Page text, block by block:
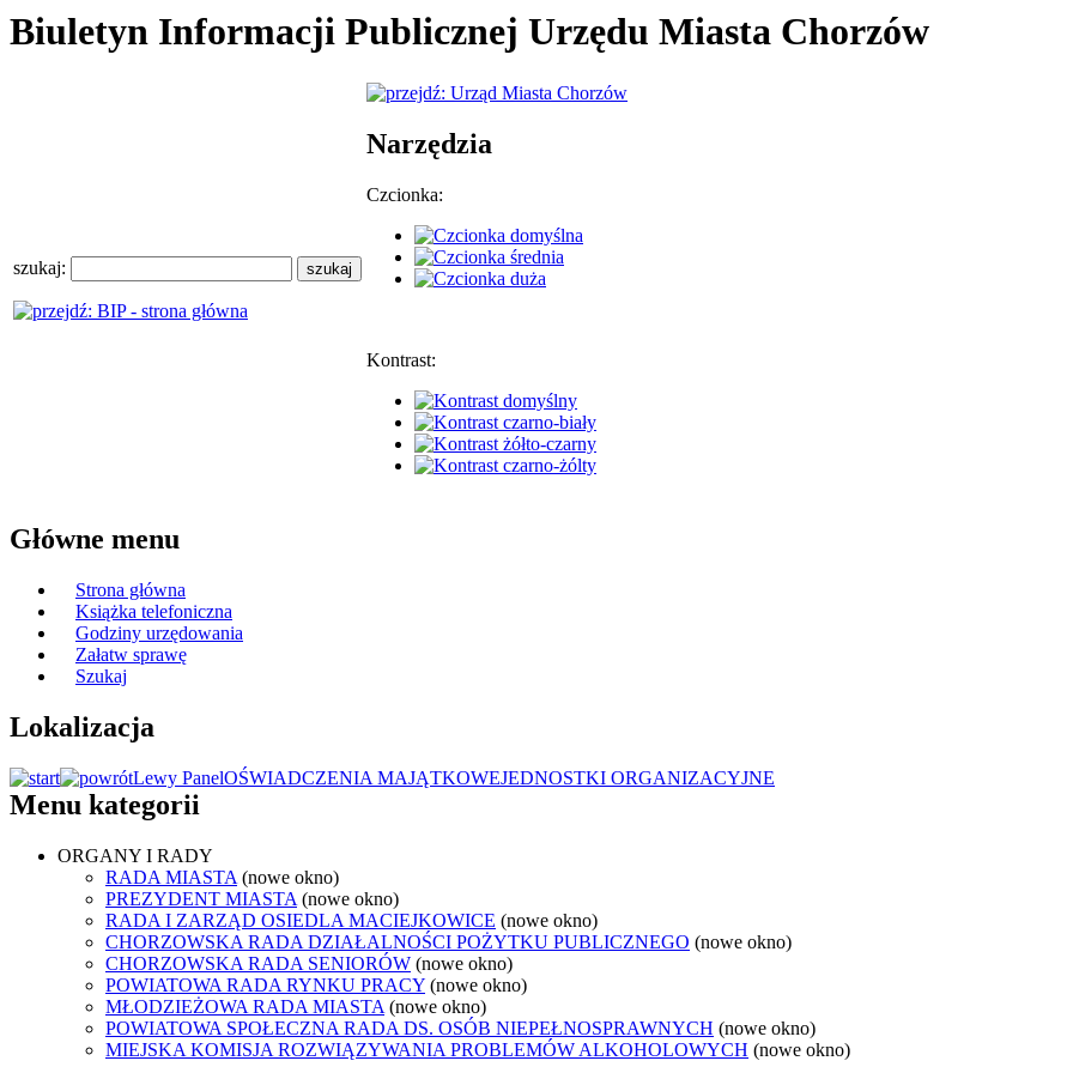
Biuletyn Informacji Publicznej Urzędu Miasta Chorzów
szukaj:
Narzędzia
Czcionka:
Kontrast:
Główne menu
Strona główna
Książka telefoniczna
Godziny urzędowania
Załatw sprawę
Szukaj
Lokalizacja
Lewy PanelOŚWIADCZENIA MAJĄTKOWEJEDNOSTKI ORGANIZACYJNE
Menu kategorii
ORGANY I RADY
RADA MIASTA (nowe okno)
PREZYDENT MIASTA (nowe okno)
RADA I ZARZĄD OSIEDLA MACIEJKOWICE (nowe okno)
CHORZOWSKA RADA DZIAŁALNOŚCI POŻYTKU PUBLICZNEGO (nowe okno)
CHORZOWSKA RADA SENIORÓW (nowe okno)
POWIATOWA RADA RYNKU PRACY (nowe okno)
MŁODZIEŻOWA RADA MIASTA (nowe okno)
POWIATOWA SPOŁECZNA RADA DS. OSÓB NIEPEŁNOSPRAWNYCH (nowe okno)
MIEJSKA KOMISJA ROZWIĄZYWANIA PROBLEMÓW ALKOHOLOWYCH (nowe okno)